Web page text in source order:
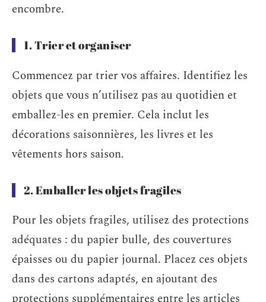
encombre.
1. Trier et organiser
Commencez par trier vos affaires. Identifiez les
objets que vous n’utilisez pas au quotidien et
emballez-les en premier. Cela inclut les
décorations saisonnières, les livres et les
vêtements hors saison.
2. Emballer les objets fragiles
Pour les objets fragiles, utilisez des protections
adéquates : du papier bulle, des couvertures
épaisses ou du papier journal. Placez ces objets
dans des cartons adaptés, en ajoutant des